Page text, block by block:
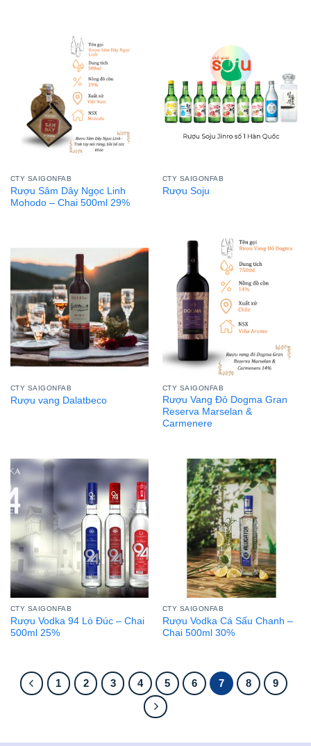
CTY SAIGONFAB
Rượu Sâm Dây Ngọc Linh
Mohodo – Chai 500ml 29%
CTY SAIGONFAB
Rượu Soju
CTY SAIGONFAB
Rượu vang Dalatbeco
CTY SAIGONFAB
Rượu Vang Đỏ Dogma Gran
Reserva Marselan &
Carmenere
CTY SAIGONFAB
Rượu Vodka 94 Lò Đúc – Chai
500ml 25%
CTY SAIGONFAB
Rượu Vodka Cá Sấu Chanh –
Chai 500ml 30%
1 2 3 4 5 6 7 8 9